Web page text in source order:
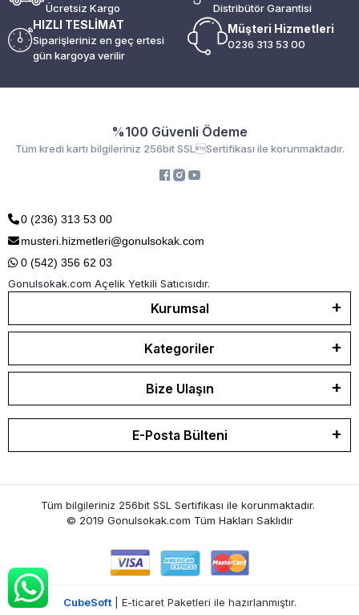
Ücretsiz Kargo
Distribütör Garantisi
HIZLI TESLİMAT
Siparişleriniz en geç ertesi
gün kargoya verilir
Müşteri Hizmetleri
0236 313 53 00
%100 Güvenli Ödeme
Tüm kredi kartı bilgileriniz 256bit SSLSertifikası ile korunmaktadır.
0 (236) 313 53 00
musteri.hizmetleri@gonulsokak.com
0 (542) 356 62 03
Gonulsokak.com Açelik Yetkili Satıcısıdır.
Kurumsal
Kategoriler
Bize Ulaşın
E-Posta Bülteni
Tüm bilgileriniz 256bit SSL Sertifikası ile korunmaktadır.
© 2019 Gonulsokak.com Tüm Hakları Saklıdır
CubeSoft| E-ticaret Paketleri ile hazırlanmıştır.